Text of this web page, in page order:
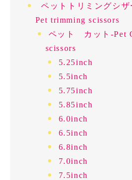
ペットトリミングシザ
Pet trimming scissors
ペット カット-Pet
scissors
5.25inch
5.5inch
5.75inch
5.85inch
6.0inch
6.5inch
6.8inch
7.0inch
7.5inch